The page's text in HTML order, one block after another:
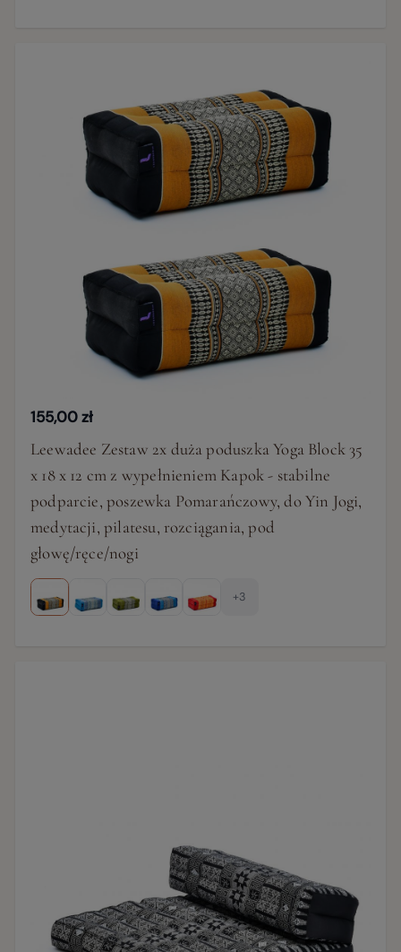
155,00 zł
Leewadee Zestaw 2x duża poduszka Yoga Block 35
x 18 x 12 cm z wypełnieniem Kapok - stabilne
podparcie, poszewka Pomarańczowy, do Yin Jogi,
medytacji, pilatesu, rozciągania, pod
głowę/ręce/nogi
+3